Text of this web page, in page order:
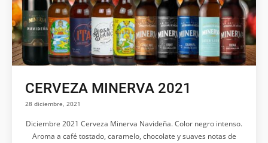
CERVEZA MINERVA 2021
28 diciembre, 2021
Diciembre 2021 Cerveza Minerva Navideña. Color negro intenso.
Aroma a café tostado, caramelo, chocolate y suaves notas de